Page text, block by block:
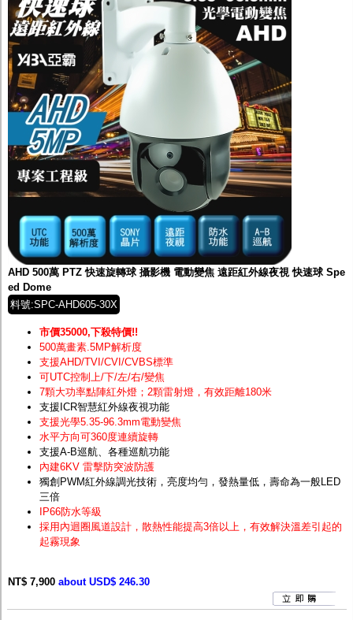
AHD 500萬 PTZ 快速旋轉球 攝影機 電動變焦 遠距紅外線夜視 快速球 Spe
ed Dome
料號:SPC-AHD605-30X
市價35000,下殺特價!!
500萬畫素.5MP解析度
支援AHD/TVI/CVI/CVBS標準
可UTC控制上/下/左/右/變焦
7顆大功率點陣紅外燈；2顆雷射燈，有效距離180米
支援ICR智慧紅外線夜視功能
支援光學5.35-96.3mm電動變焦
水平方向可360度連續旋轉
支援A-B巡航、各種巡航功能
內建6KV 雷擊防突波防護
獨創PWM紅外線調光技術，亮度均勻，發熱量低，壽命為一般LED
三倍
IP66防水等級
採用內迴圈風道設計，散熱性能提高3倍以上，有效解決溫差引起的
起霧現象
NT$ 7,900 about USD$ 246.30